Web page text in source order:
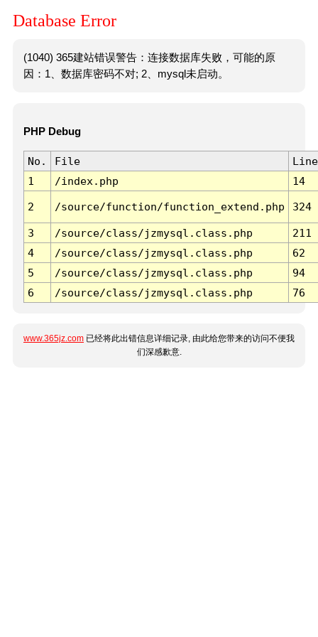
Database Error
(1040) 365建站错误警告：连接数据库失败，可能的原
因：1、数据库密码不对; 2、mysql未启动。
PHP Debug
No. File
Line
1
/index.php 14
2 /source/function/function_extend.php 324
3 /source/class/jzmysql.class.php
211
4
/source/class/jzmysql.class.php
62
5
/source/class/jzmysql.class.php
94
6
/source/class/jzmysql.class.php 76
www.365jz.com 已经将此出错信息详细记录, 由此给您带来的访问不便我
们深感歉意.